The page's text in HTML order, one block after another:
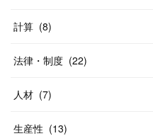
計算 (8)
法律・制度 (22)
人材 (7)
生産性 (13)